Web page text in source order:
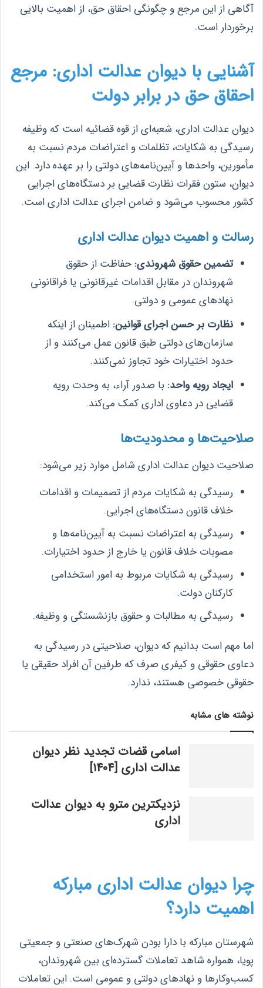
آگاهی از این مرجع و چگونگی احقاق حق، از اهمیت بالایی
برخوردار است.
آشنایی با دیوان عدالت اداری: مرجع
احقاق حق در برابر دولت
دیوان عدالت اداری، شعبه‌ای از قوه قضائیه است که وظیفه
رسیدگی به شکایات، تظلمات و اعتراضات مردم نسبت به
مأمورین، واحدها و آیین‌نامه‌های دولتی را بر عهده دارد. این
دیوان، ستون فقرات نظارت قضایی بر دستگاه‌های اجرایی
کشور محسوب می‌شود و ضامن اجرای عدالت اداری است.
رسالت و اهمیت دیوان عدالت اداری
تضمین حقوق شهروندی: حفاظت از حقوق
شهروندان در مقابل اقدامات غیرقانونی یا فراقانونی
نهادهای عمومی و دولتی.
نظارت بر حسن اجرای قوانین: اطمینان از اینکه
سازمان‌های دولتی طبق قانون عمل می‌کنند و از
حدود اختیارات خود تجاوز نمی‌کنند.
ایجاد رویه واحد: با صدور آراء، به وحدت رویه
قضایی در دعاوی اداری کمک می‌کند.
صلاحیت‌ها و محدودیت‌ها
صلاحیت دیوان عدالت اداری شامل موارد زیر می‌شود:
رسیدگی به شکایات مردم از تصمیمات و اقدامات
خلاف قانون دستگاه‌های اجرایی.
رسیدگی به اعتراضات نسبت به آیین‌نامه‌ها و
مصوبات خلاف قانون یا خارج از حدود اختیارات.
رسیدگی به شکایات مربوط به امور استخدامی
کارکنان دولت.
رسیدگی به مطالبات و حقوق بازنشستگی و وظیفه.
اما مهم است بدانیم که دیوان، صلاحیتی در رسیدگی به
دعاوی حقوقی و کیفری صرف که طرفین آن افراد حقیقی یا
حقوقی خصوصی هستند، ندارد.
نوشته های مشابه
اسامی قضات تجدید نظر دیوان
عدالت اداری [1404]
نزدیکترین مترو به دیوان عدالت
اداری
چرا دیوان عدالت اداری مبارکه
اهمیت دارد؟
شهرستان مبارکه با دارا بودن شهرک‌های صنعتی و جمعیتی
پویا، همواره شاهد تعاملات گسترده‌ای بین شهروندان،
کسب‌وکارها و نهادهای دولتی و عمومی است. این تعاملات